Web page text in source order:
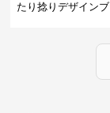
たり捻りデザイン